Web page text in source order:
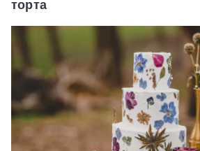
торта